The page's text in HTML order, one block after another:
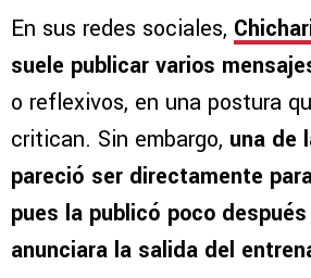
En sus redes sociales,
suele publicar varios
o reflexivos, en una postura
critican. Sin embargo, una de
pareció ser directamente
pues la publicó poco
anunciara la salida del